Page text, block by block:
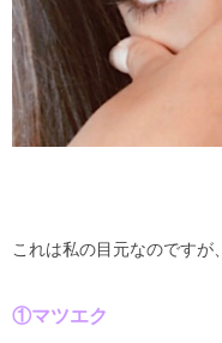
これは私の目元なのですが、
①マツエク